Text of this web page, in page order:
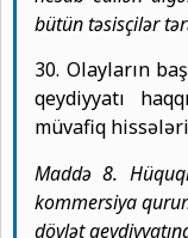
bütün təsisçilər
30. Olayların
qeydiyyatı
müvafiq
Maddə 8.
kommersiya
dövlət